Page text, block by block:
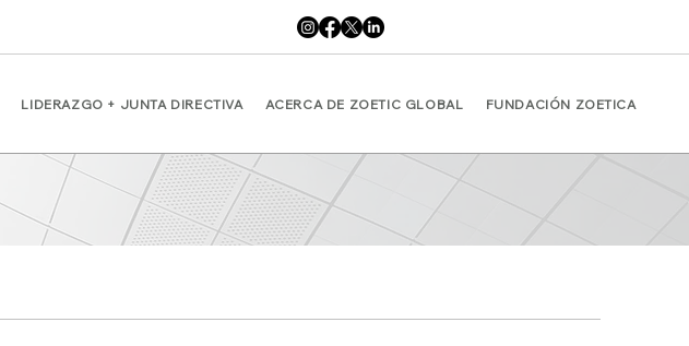
LIDERAZGO + JUNTA DIRECTIVA ACERCA DE ZOETIC GLOBAL FUNDACIÓN ZOETICA